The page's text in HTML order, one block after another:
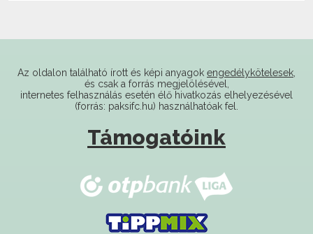
Az oldalon található írott és képi anyagok engedélykötelesek
és csak a forrás megjelölésével,
internetes felhasználás esetén élő hivatkozás elhelyezésével
(forrás: paksifc.hu) használhatóak fel.
Támogatóink